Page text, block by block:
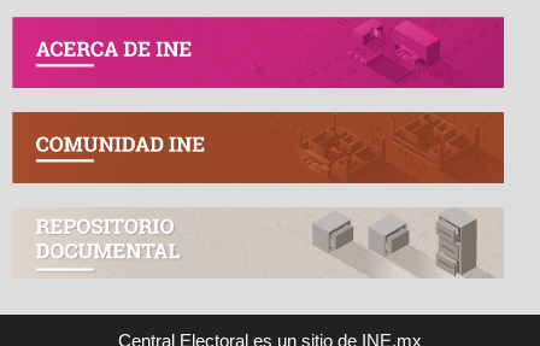
Central Electoral es un sitio de INE.mx